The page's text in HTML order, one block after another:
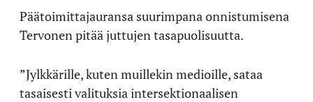
Päätoimittajauransa suurimpana onnistumisena
Tervonen pitää juttujen tasapuolisuutta.
”Jylkkärille, kuten muillekin medioille, sataa
tasaisesti valituksia intersektionaalisen